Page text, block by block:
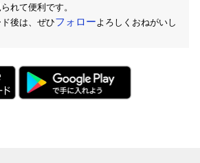
れて便利です。
後は、ぜひフォローよろしくおねがいし